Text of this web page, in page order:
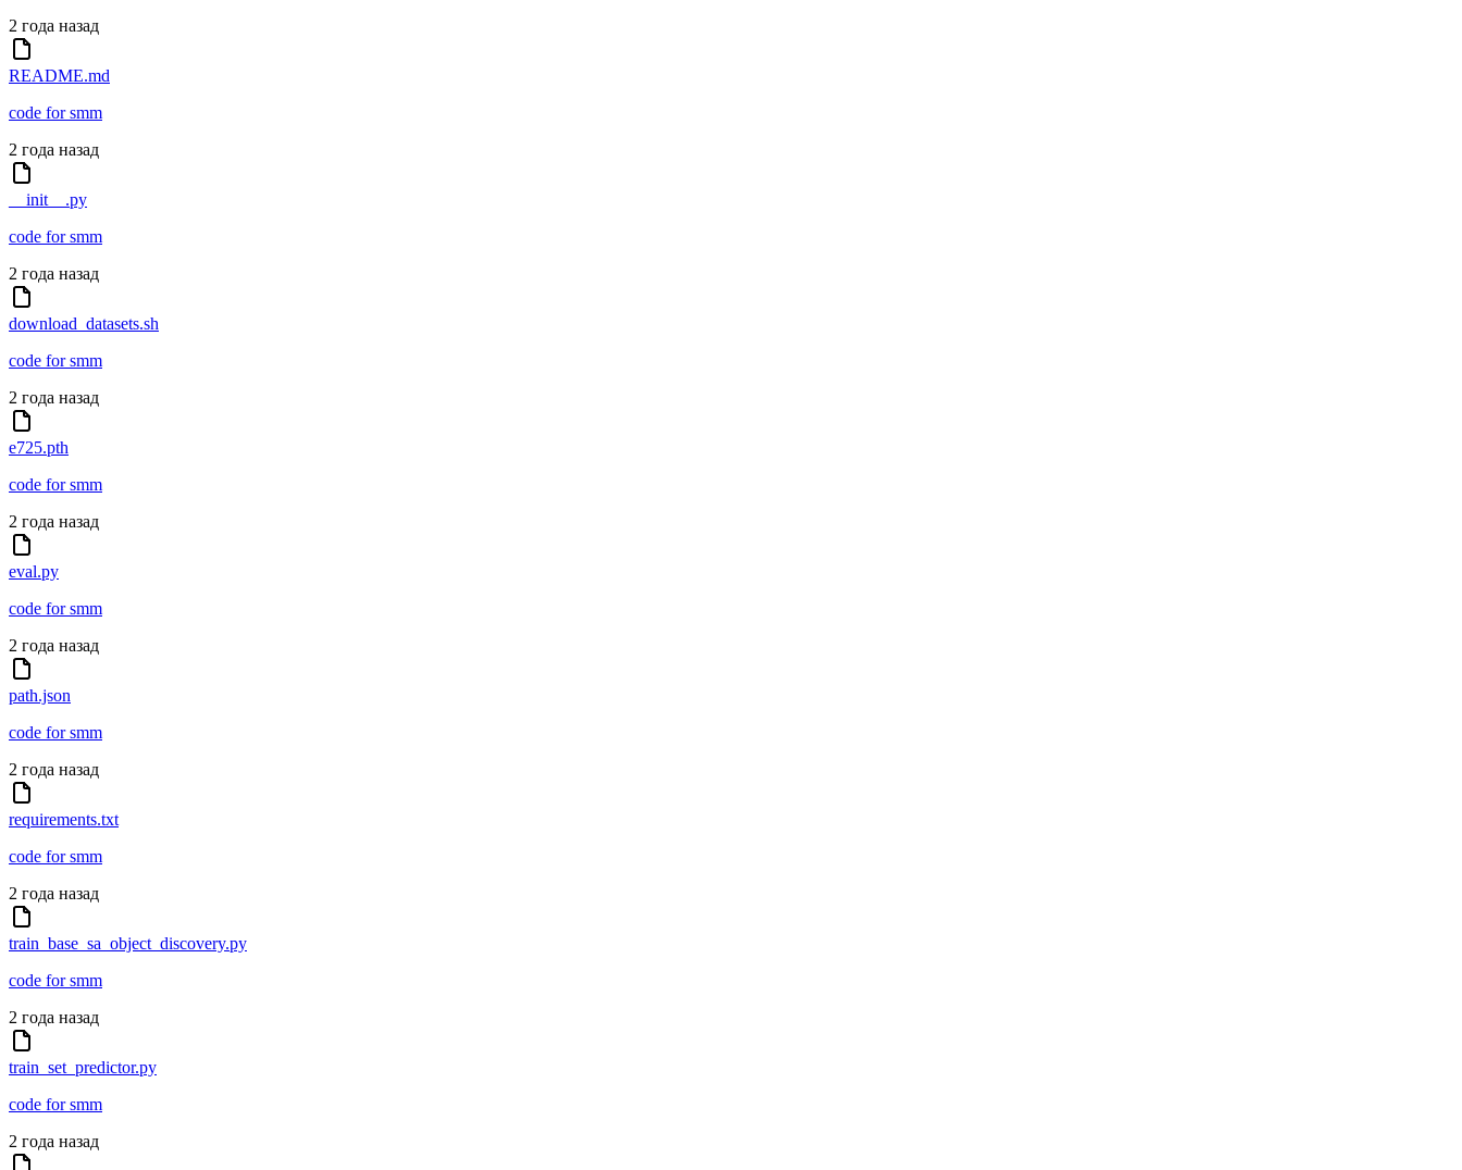
2 года назад
README.md
code for smm
2 года назад
__init__.py
code for smm
2 года назад
download_datasets.sh
code for smm
2 года назад
e725.pth
code for smm
2 года назад
eval.py
code for smm
2 года назад
path.json
code for smm
2 года назад
requirements.txt
code for smm
2 года назад
train_base_sa_object_discovery.py
code for smm
2 года назад
train_set_predictor.py
code for smm
2 года назад